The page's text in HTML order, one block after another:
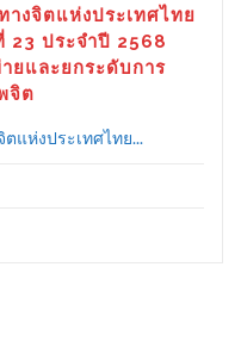
างจิตแห่งประเทศไทย
23 ประจำปี 2568
ยและยกระดับการ
จิต
แห่งประเทศไทย...